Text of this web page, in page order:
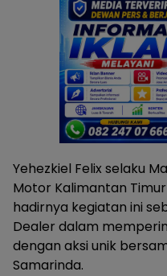
Yehezkiel Felix selaku
Motor Kalimantan
hadirnya kegiatan ini
Dealer dalam
dengan aksi unik
Samarinda.